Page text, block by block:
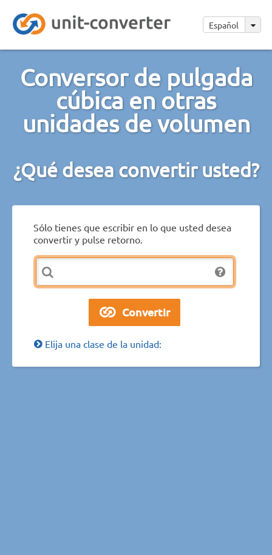
Español
Conversor de pulgada
cúbica en otras
unidades de volumen
¿Qué desea convertir usted?
Sólo tienes que escribir en lo que usted desea
convertir y pulse retorno.
Elija una clase de la unidad: